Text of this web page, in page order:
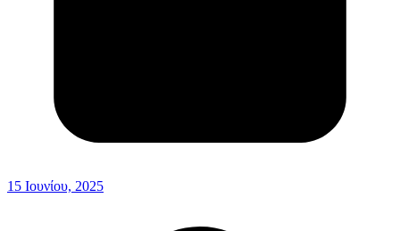
15 Ιουνίου, 2025